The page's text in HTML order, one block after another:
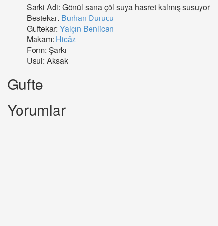
Sarki Adi: Gönül sana çöl suya hasret kalmış susuyor
Bestekar: Burhan Durucu
Guftekar: Yalçın Benlican
Makam: Hicâz
Form: Şarkı
Usul: Aksak
Gufte
Yorumlar